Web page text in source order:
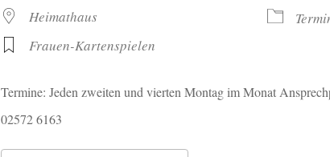
Heimathaus
Frauen-Kartenspielen
Termine: Jeden zweiten und vierten Montag im Monat
02572 6163